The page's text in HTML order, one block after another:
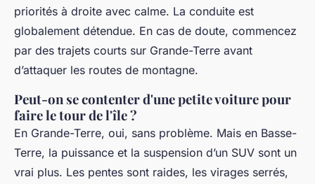
priorités à droite avec calme. La conduite est
globalement détendue. En cas de doute, commencez
par des trajets courts sur Grande-Terre avant
d’attaquer les routes de montagne.
Peut-on se contenter d'une petite voiture pour
faire le tour de l'île ?
En Grande-Terre, oui, sans problème. Mais en Basse-
Terre, la puissance et la suspension d’un SUV sont un
vrai plus. Les pentes sont raides, les virages serrés,